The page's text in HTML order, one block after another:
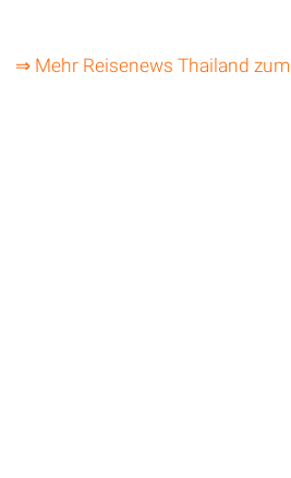
⇒ Mehr Reisenews Thailand